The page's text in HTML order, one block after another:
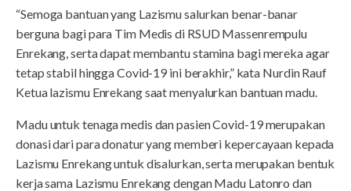
“Semoga bantuan yang Lazismu salurkan benar-banar
berguna bagi para Tim Medis di RSUD Massenrempulu
Enrekang, serta dapat membantu stamina bagi mereka agar
tetap stabil hingga Covid-19 ini berakhir,” kata Nurdin Rauf
Ketua lazismu Enrekang saat menyalurkan bantuan madu.
Madu untuk tenaga medis dan pasien Covid-19 merupakan
donasi dari para donatur yang memberi kepercayaan kepada
Lazismu Enrekang untuk disalurkan, serta merupakan bentuk
kerja sama Lazismu Enrekang dengan Madu Latonro dan